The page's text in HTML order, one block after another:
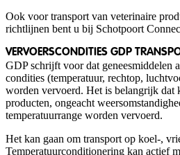
Ook voor transport van veterinaire
richtlijnen bent u bij Schotpoort
VERVOERSCONDITIES GDP
GDP schrijft voor dat geneesmiddelen
condities (temperatuur, rechtop,
worden vervoerd. Het is belangrijk dat
producten, ongeacht
temperatuurrange worden vervoerd.
Het kan gaan om transport op koel-,
Temperatuurconditionering kan actief